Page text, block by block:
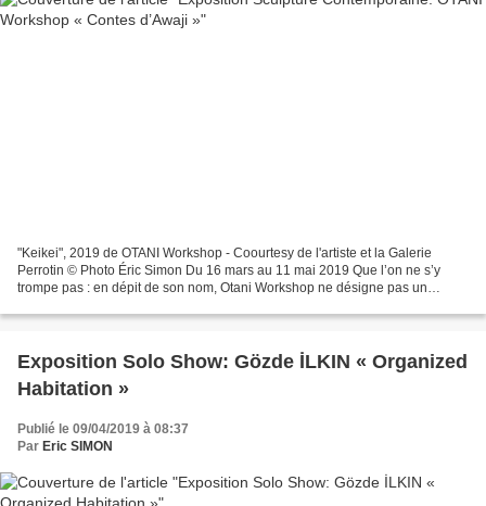
"Keikei", 2019 de OTANI Workshop - Coourtesy de l'artiste et la Galerie
Perrotin © Photo Éric Simon Du 16 mars au 11 mai 2019 Que l’on ne s’y
trompe pas : en dépit de son nom, Otani Workshop ne désigne pas un
Exposition Solo Show: Gözde İLKIN « Organized
Habitation »
Publié le 09/04/2019 à 08:37
Par Eric SIMON